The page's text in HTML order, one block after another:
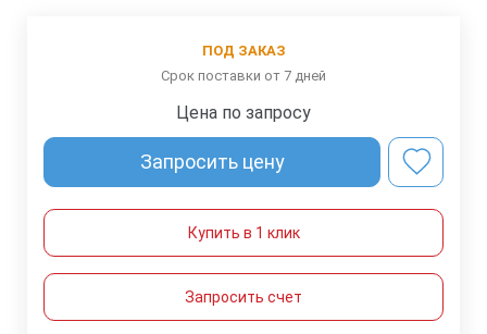
ПОД ЗАКАЗ
Срок поставки от 7 дней
Цена по запросу
Запросить цену
Купить в 1 клик
Запросить счет